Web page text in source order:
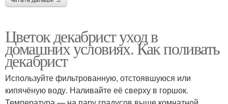
Цветок декабрист уход в
домашних условиях. Как поливать
декабрист
Используйте фильтрованную, отстоявшуюся или
кипячёную воду. Наливайте её сверху в горшок.